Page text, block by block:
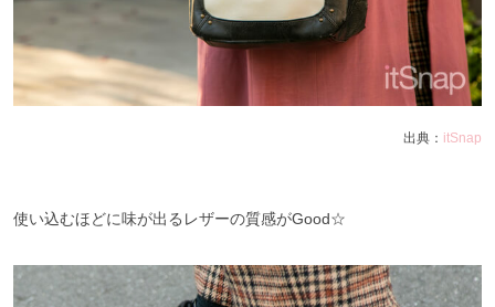
出典： itSnap
使い込むほどに味が出るレザーの質感がGood☆